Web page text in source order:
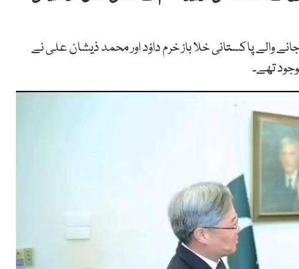
والے پاکستانی خلا باز خرم داؤد اور محمد ذیشان علی نے
تھے۔